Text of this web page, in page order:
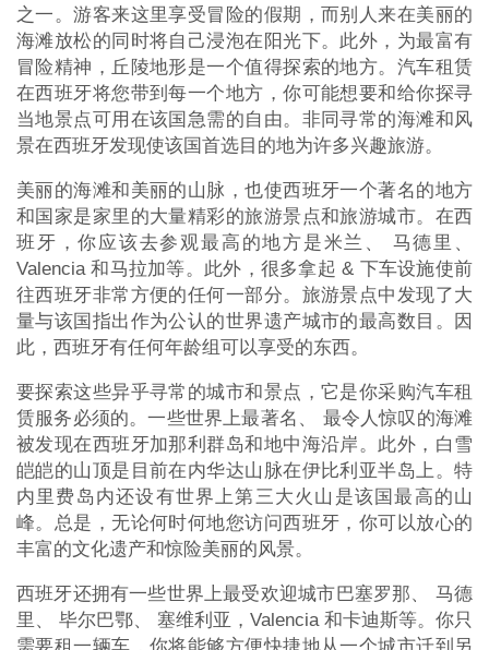
之一。游客来这里享受冒险的假期，而别人来在美丽的
海滩放松的同时将自己浸泡在阳光下。此外，为最富有
冒险精神，丘陵地形是一个值得探索的地方。汽车租赁
在西班牙将您带到每一个地方，你可能想要和给你探寻
当地景点可用在该国急需的自由。非同寻常的海滩和风
景在西班牙发现使该国首选目的地为许多兴趣旅游。
美丽的海滩和美丽的山脉，也使西班牙一个著名的地方
和国家是家里的大量精彩的旅游景点和旅游城市。在西
班牙，你应该去参观最高的地方是米兰、 马德里、
Valencia 和马拉加等。此外，很多拿起 & 下车设施使前
往西班牙非常方便的任何一部分。旅游景点中发现了大
量与该国指出作为公认的世界遗产城市的最高数目。因
此，西班牙有任何年龄组可以享受的东西。
要探索这些异乎寻常的城市和景点，它是你采购汽车租
赁服务必须的。一些世界上最著名、 最令人惊叹的海滩
被发现在西班牙加那利群岛和地中海沿岸。此外，白雪
皑皑的山顶是目前在内华达山脉在伊比利亚半岛上。特
内里费岛内还设有世界上第三大火山是该国最高的山
峰。总是，无论何时何地您访问西班牙，你可以放心的
丰富的文化遗产和惊险美丽的风景。
西班牙还拥有一些世界上最受欢迎城市巴塞罗那、 马德
里、 毕尔巴鄂、 塞维利亚，Valencia 和卡迪斯等。你只
需要租一辆车，你将能够方便快捷地从一个城市迁到另